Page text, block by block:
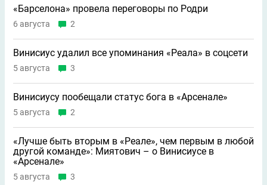
«Барселона» провела переговоры по Родри
6 августа 2
Винисиус удалил все упоминания «Реала» в соцсети
5 августа 3
Винисиусу пообещали статус бога в «Арсенале»
5 августа 2
«Лучше быть вторым в «Реале», чем первым в любой
другой команде»: Миятович – о Винисиусе в
«Арсенале»
5 августа 3